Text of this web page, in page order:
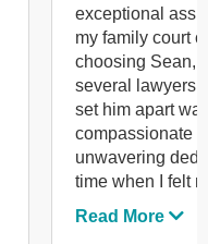
exceptional
my family court
choosing Sean,
several lawyers,
set him apart
compassionate
unwavering
time when I felt
While others
Read More